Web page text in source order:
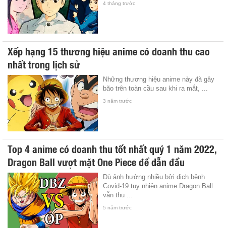
4 tháng trước
Xếp hạng 15 thương hiệu anime có doanh thu cao
nhất trong lịch sử
Những thương hiệu anime này đã gây
bão trên toàn cầu sau khi ra mắt, ...
3 năm trước
Top 4 anime có doanh thu tốt nhất quý 1 năm 2022,
Dragon Ball vượt mặt One Piece để dẫn đầu
Dù ảnh hưởng nhiều bởi dịch bệnh
Covid-19 tuy nhiên anime Dragon Ball
vẫn thu ...
5 năm trước